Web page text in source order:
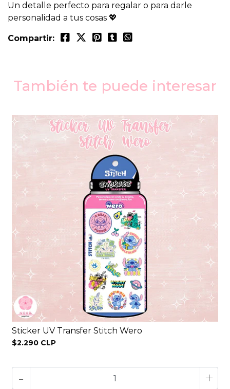
Un detalle perfecto para regalar o para darle
personalidad a tus cosas 💖
Compartir:
También te puede interesar
Sticker UV Transfer Stitch Wero
$2.290 CLP
- +